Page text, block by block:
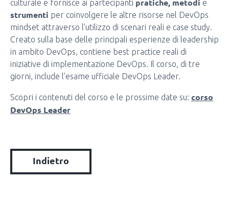
culturale e fornisce ai partecipanti pratiche, metodi e
strumenti per coinvolgere le altre risorse nel DevOps
mindset attraverso l’utilizzo di scenari reali e case study.
Creato sulla base delle principali esperienze di leadership
in ambito DevOps, contiene best practice reali di
iniziative di implementazione DevOps. Il corso, di tre
giorni, include l’esame ufficiale DevOps Leader.
Scopri i contenuti del corso e le prossime date su: corso
DevOps Leader
Indietro